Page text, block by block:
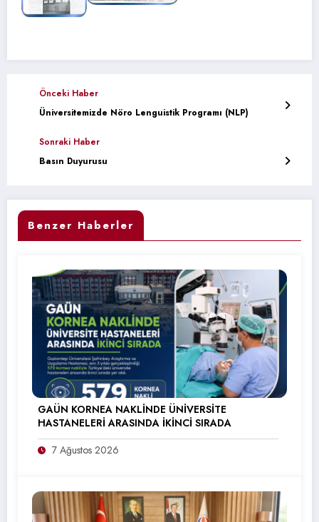
Önceki Haber
Üniversitemizde Nöro Lenguistik Programı (NLP)
Sonraki Haber
Basın Duyurusu
Benzer Haberler
GAÜN KORNEA NAKLİNDE ÜNİVERSİTE
HASTANELERİ ARASINDA İKİNCİ SIRADA
7 Ağustos 2026